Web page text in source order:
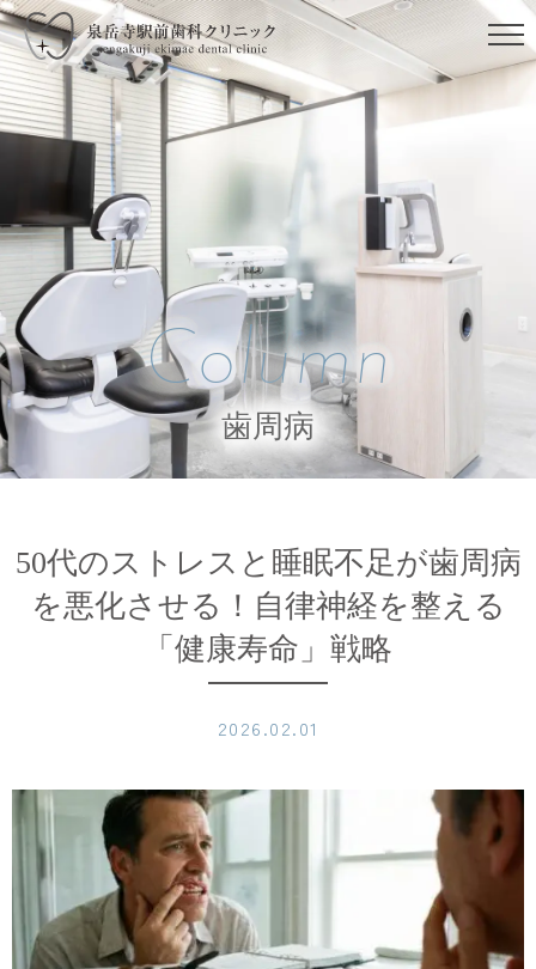
Column
歯周病
50代のストレスと睡眠不足が歯周病
を悪化させる！自律神経を整える
「健康寿命」戦略
2026.02.01